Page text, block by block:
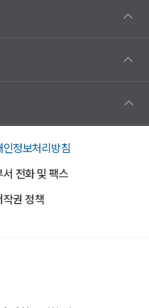
인정보처리방침
서 전화 및 팩스
작권 정책